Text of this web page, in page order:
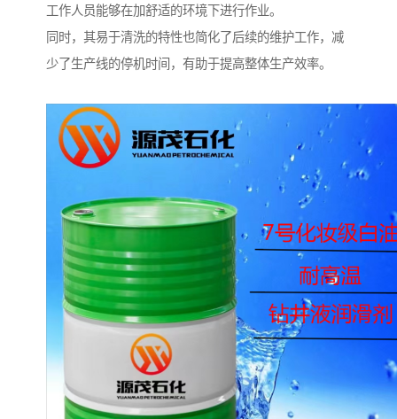
工作人员能够在加舒适的环境下进行作业。
同时，其易于清洗的特性也简化了后续的维护工作，减
少了生产线的停机时间，有助于提高整体生产效率。